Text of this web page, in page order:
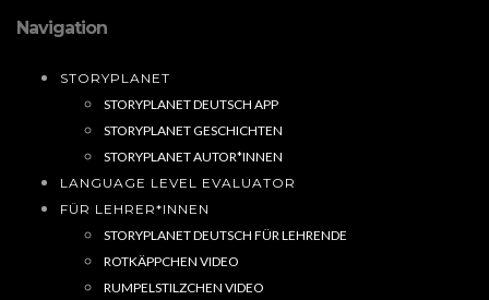
Navigation
STORYPLANET
STORYPLANET DEUTSCH APP
STORYPLANET GESCHICHTEN
STORYPLANET AUTOR*INNEN
LANGUAGE LEVEL EVALUATOR
FÜR LEHRER*INNEN
STORYPLANET DEUTSCH FÜR LEHRENDE
ROTKÄPPCHEN VIDEO
RUMPELSTILZCHEN VIDEO